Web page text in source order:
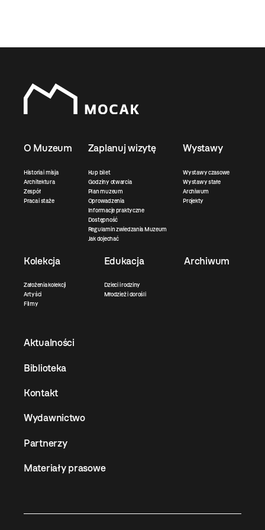
O Muzeum
Historia i misja
Architektura
Zespół
Praca i staże
Zaplanuj wizytę
Kup bilet
Godziny otwarcia
Plan muzeum
Oprowadzenia
Informacje praktyczne
Dostępność
Regulamin zwiedzania Muzeum
Jak dojechać
Wystawy
Wystawy czasowe
Wystawy stałe
Archiwum
Projekty
Kolekcja
Założenia kolekcji
Artyści
Filmy
Edukacja
Dzieci i rodziny
Młodzież i dorośli
Archiwum
Aktualności
Biblioteka
Kontakt
Wydawnictwo
Partnerzy
Materiały prasowe